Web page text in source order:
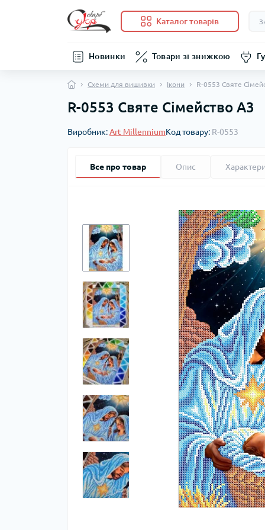
Каталог товарів
Новинки Товари зі знижкою
Схеми для вишивки Ікони R-0553 Святе
R-0553 Святе Сімейство А3
Виробник:Art MillenniumКод товару: R-0553
Все про товар Опис